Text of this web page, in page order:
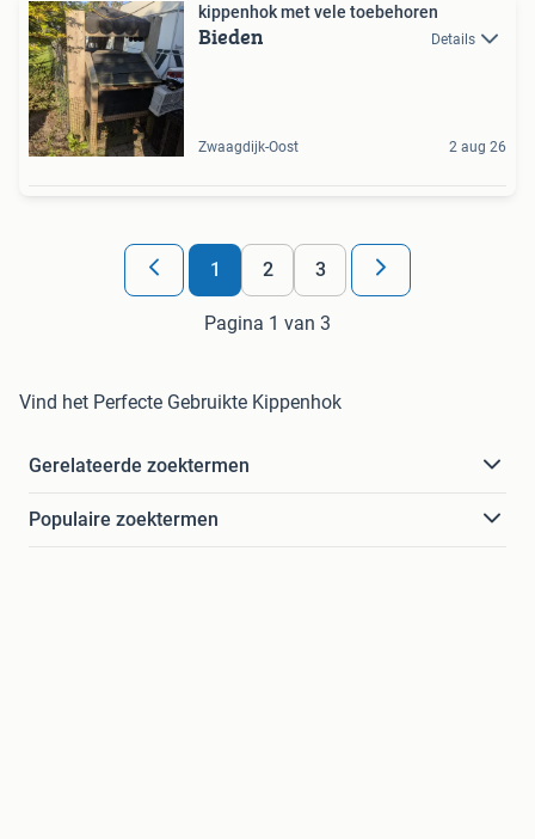
kippenhok met vele toebehoren
Bieden Details
Zwaagdijk-Oost 2 aug 26
1 2 3
Pagina 1 van 3
Vind het Perfecte Gebruikte Kippenhok
Gerelateerde zoektermen
Populaire zoektermen